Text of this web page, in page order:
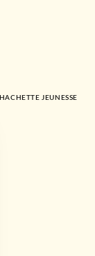
HACHETTE JEUNESSE